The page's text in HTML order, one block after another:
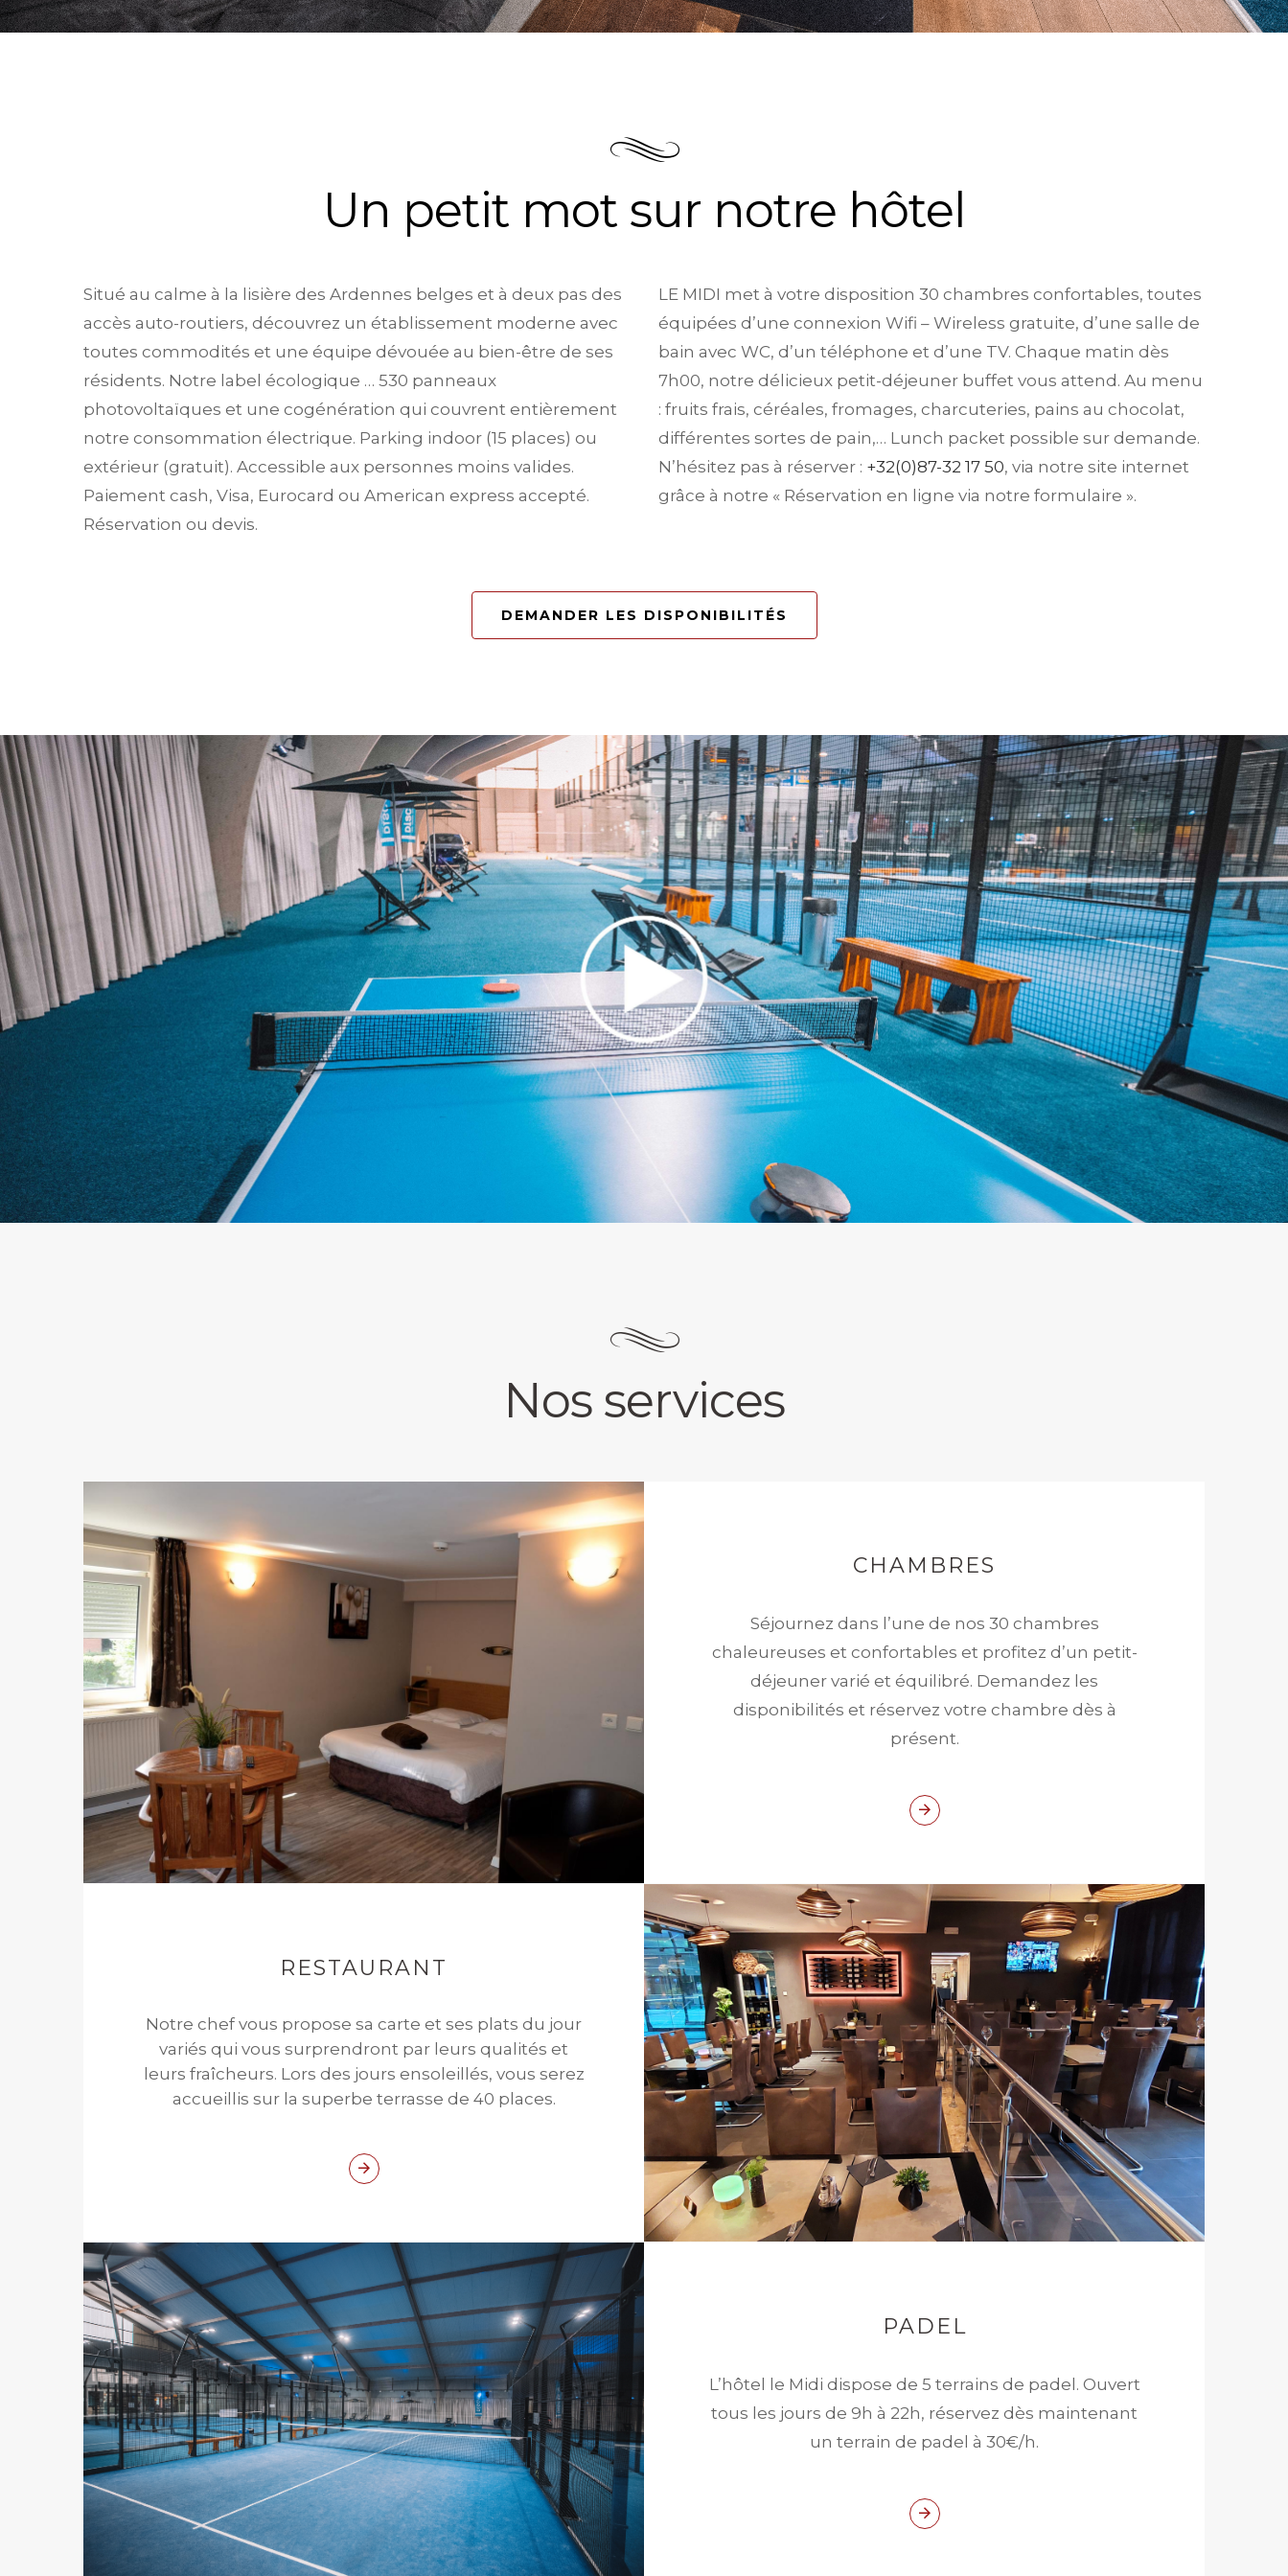
Un petit mot sur notre hôtel
Situé au calme à la lisière des Ardennes belges et à deux pas des
accès auto-routiers, découvrez un établissement moderne avec
toutes commodités et une équipe dévouée au bien-être de ses
résidents. Notre label écologique … 530 panneaux
photovoltaïques et une cogénération qui couvrent entièrement
notre consommation électrique. Parking indoor (15 places) ou
extérieur (gratuit). Accessible aux personnes moins valides.
Paiement cash, Visa, Eurocard ou American express accepté.
Réservation ou devis.
LE MIDI met à votre disposition 30 chambres confortables, toutes
équipées d’une connexion Wifi – Wireless gratuite, d’une salle de
bain avec WC, d’un téléphone et d’une TV. Chaque matin dès
7h00, notre délicieux petit-déjeuner buffet vous attend. Au menu
: fruits frais, céréales, fromages, charcuteries, pains au chocolat,
différentes sortes de pain,… Lunch packet possible sur demande.
N’hésitez pas à réserver : +32(0)87-32 17 50, via notre site internet
grâce à notre « Réservation en ligne via notre formulaire ».
DEMANDER LES DISPONIBILITÉS
Nos services
CHAMBRES
Séjournez dans l’une de nos 30 chambres
chaleureuses et confortables et profitez d’un petit-
déjeuner varié et équilibré. Demandez les
disponibilités et réservez votre chambre dès à
présent.
RESTAURANT
Notre chef vous propose sa carte et ses plats du jour
variés qui vous surprendront par leurs qualités et
leurs fraîcheurs. Lors des jours ensoleillés, vous serez
accueillis sur la superbe terrasse de 40 places.
PADEL
L’hôtel le Midi dispose de 5 terrains de padel. Ouvert
tous les jours de 9h à 22h, réservez dès maintenant
un terrain de padel à 30€/h.